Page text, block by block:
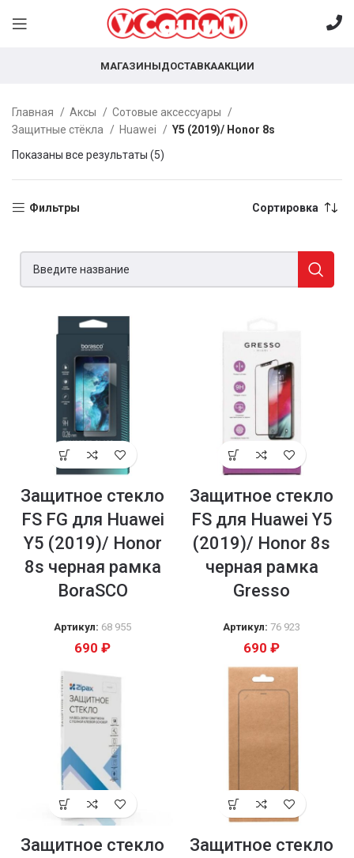
МАГАЗИНЫДОСТАВКААКЦИИ
Главная Аксы
Сотовые аксессуары
Защитные стёкла
Huawei
Y5 (2019)/ Honor 8s
Показаны все результаты (5)
Фильтры Сортировка
Защитное стекло
FS FG для Huawei
Y5 (2019)/ Honor
8s черная рамка
BoraSCO
Артикул: 68 955
690 ₽
Защитное стекло
FS для Huawei Y5
(2019)/ Honor 8s
черная рамка
Gresso
Артикул: 76 923
690 ₽
Защитное стекло
Защитное стекло